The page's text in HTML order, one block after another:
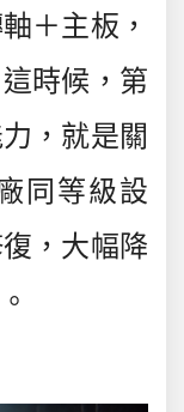
＋主板，
時候，第
，就是關
同等級設
，大幅降